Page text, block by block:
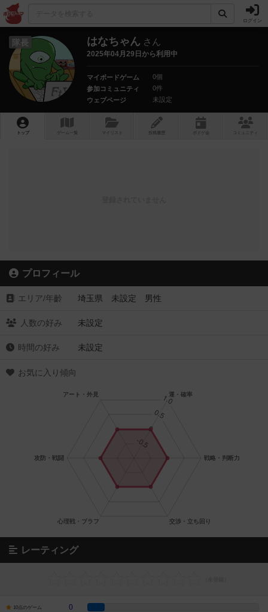
ログイン
隊長 はなちゃん さん
2025年04月29日から利用中
マイボードゲーム
0個
参加コミュニティ
0件
ウェブページ
未設定
トップ ゲーム一覧 マイリスト 投稿履歴 ボ ドゲ コミュニティ
プロフィール
エリア/年齡 埼玉県 未設定 男性
人数の好み 未設定
時間の好み 未設定
お気に入り傾向
レーティング
10点のゲーム 0